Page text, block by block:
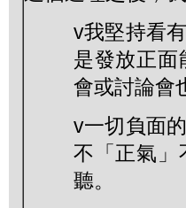
v我堅持看
是發放正面
會或討論會
v一切負面
不「正氣」
聽。